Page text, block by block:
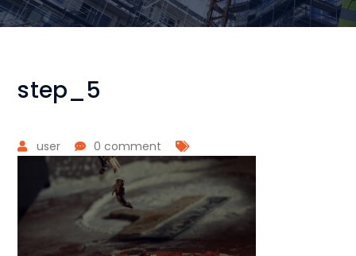
step_5
user 0 comment